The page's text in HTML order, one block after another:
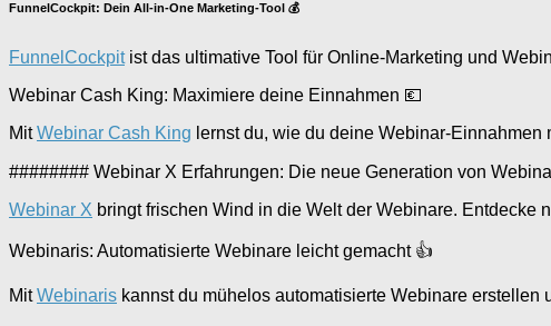
FunnelCockpit: Dein All-in-One Marketing-Tool 💰
FunnelCockpitist das ultimative Tool für Online-Marketing und
Webinar Cash King: Maximiere deine Einnahmen 💶
MitWebinar Cash King lernst du, wie du deine Webinar-
######## Webinar X Erfahrungen: Die neue Generation von
Webinar X bringt frischen Wind in die Welt der Webinare.
Webinaris: Automatisierte Webinare leicht gemacht 👍
MitWebinaris kannst du mühelos automatisierte Webinare